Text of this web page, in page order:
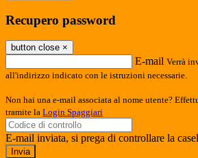
Recupero password
button close ×
E-mail Verrà
all'indirizzo indicato con le istruzioni necessarie.
Non hai una e-mail associata al nome utente?
tramite la Login Spaggiari
E-mail inviata, si prega di controllare la